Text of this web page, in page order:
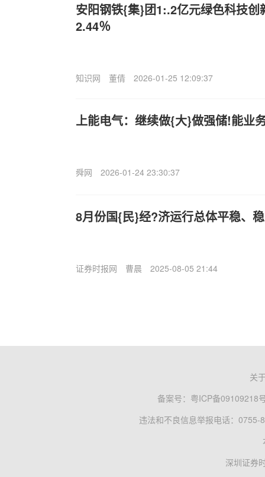
安阳钢铁{集}团1:.2亿元绿色科技创
2.44％
知识网 董倩 2026-01-25 12:09:37
上能电气：继续做{大}做强储!能业
舜网 2026-01-24 23:30:37
8月份国{民}经?济运行总体平稳、
证券时报网 曹晨 2025-08-05 21:44
关
备案号： 粤ICP备09109218
违法和不良信息举报电话：0755-
深圳证券